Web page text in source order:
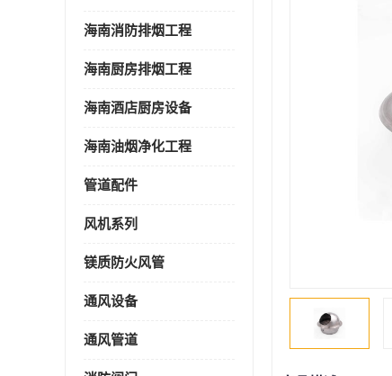
海南消防排烟工程
海南厨房排烟工程
海南酒店厨房设备
海南油烟净化工程
管道配件
风机系列
镁质防火风管
通风设备
通风管道